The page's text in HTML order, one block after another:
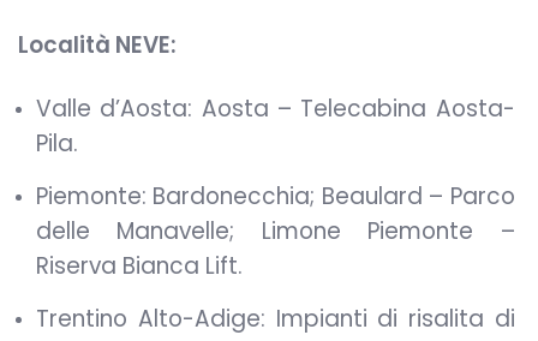
Località NEVE:
Valle d’Aosta: Aosta – Telecabina Aosta-
Pila.
Piemonte: Bardonecchia; Beaulard – Parco
delle Manavelle; Limone Piemonte –
Riserva Bianca Lift.
Trentino Alto-Adige: Impianti di risalita di